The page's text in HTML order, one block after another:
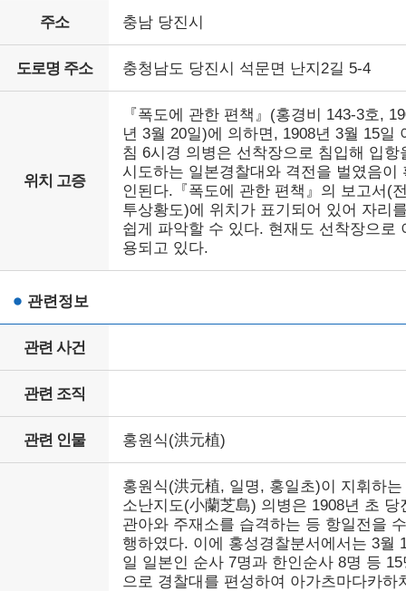
주소 충남 당진시
도로명 주소 충청남도 당진시 석문면 난지2길 5-4
위치 고증
『폭도에 관한 편책』(홍경비 143-3호,
년 3월 20일)에 의하면, 1908년 3월 15일
침 6시경 의병은 선착장으로 침입해 입항
시도하는 일본경찰대와 격전을 벌였음이
인된다.『폭도에 관한 편책』의 보고서(
투상황도)에 위치가 표기되어 있어 자리
쉽게 파악할 수 있다. 현재도 선착장으로
용되고 있다.
관련정보
관련 사건
관련 조직
관련 인물 홍원식(洪元植)
홍원식(洪元植, 일명, 홍일초)이 지휘하는
소난지도(小蘭芝島) 의병은 1908년 초 당
관아와 주재소를 습격하는 등 항일전을 수
행하였다. 이에 홍성경찰분서에서는 3월
일 일본인 순사 7명과 한인순사 8명 등 15
으로 경찰대를 편성하여 아가츠마다카하